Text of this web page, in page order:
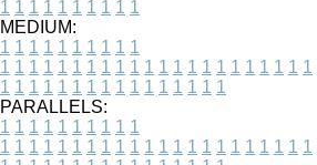
1 1 1 1 1 1 1 1 1 1
MEDIUM:
1 1 1 1 1 1 1 1 1 1
1 1 1 1 1 1 1 1 1 1 1 1 1 1 1 1 1 1 1 1 1 1
1 1 1 1 1 1 1 1 1 1 1 1 1 1 1 1
PARALLELS:
1 1 1 1 1 1 1 1 1 1
1 1 1 1 1 1 1 1 1 1 1 1 1 1 1 1 1 1 1 1 1 1